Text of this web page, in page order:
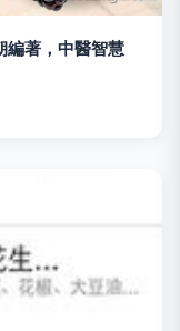
編著，中醫智慧